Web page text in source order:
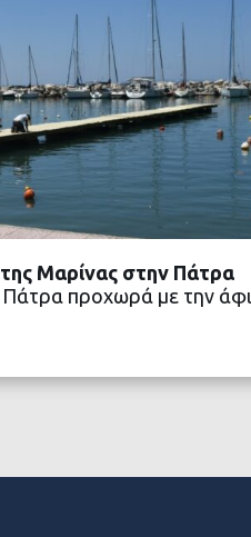
Μαρίνας στην Πάτρα
προχωρά με την